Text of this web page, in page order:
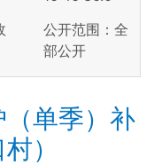
公开范围：全
部公开
单季）补
）